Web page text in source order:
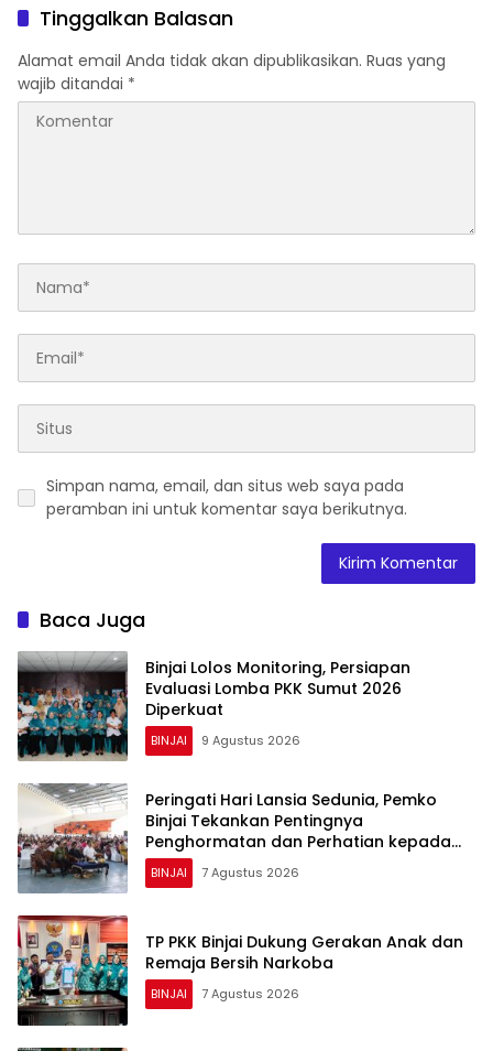
Tinggalkan Balasan
Alamat email Anda tidak akan dipublikasikan. Ruas yang
wajib ditandai *
Simpan nama, email, dan situs web saya pada
peramban ini untuk komentar saya berikutnya.
Baca Juga
Binjai Lolos Monitoring, Persiapan
Evaluasi Lomba PKK Sumut 2026
Diperkuat
BINJAI 9 Agustus 2026
Peringati Hari Lansia Sedunia, Pemko
Binjai Tekankan Pentingnya
Penghormatan dan Perhatian kepada
Lansia
BINJAI 7 Agustus 2026
TP PKK Binjai Dukung Gerakan Anak dan
Remaja Bersih Narkoba
BINJAI 7 Agustus 2026